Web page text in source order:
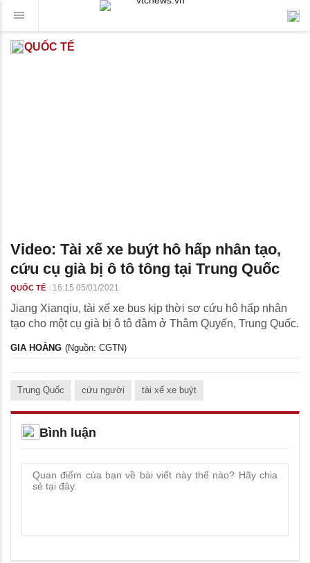
QUỐC TẾ
Video: Tài xế xe buýt hô hấp nhân tạo,
cứu cụ già bị ô tô tông tại Trung Quốc
QUỐC TẾ 16:15 05/01/2021
Jiang Xianqiu, tài xế xe bus kịp thời sơ cứu hô hấp nhân
tạo cho một cụ già bị ô tô đâm ở Thâm Quyến, Trung Quốc.
GIA HOÀNG (Nguồn: CGTN)
Trung Quốc cứu người tài xế xe buýt
Bình luận